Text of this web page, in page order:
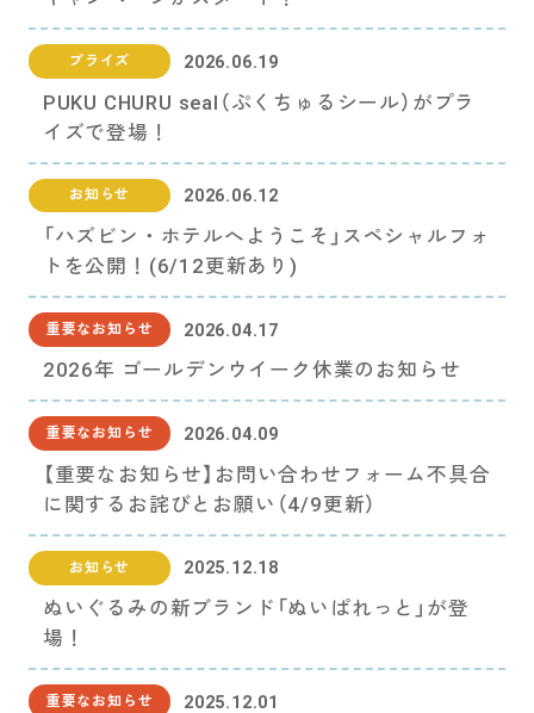
PRIZE 公式 X
PRIZE 公式 Instagram
CAPSULE TOY 公式 X
CAPSULE TOY 公式 Instagram
プライバシーポリシー
2026.06.19
プライズ
PUKU CHURU seal（ぷくちゅるシール）がプラ
イズで登場！
2026.06.12
お知らせ
「ハズビン・ホテルへようこそ」スペシャルフォ
トを公開！(6/12更新あり)
2026.04.17
重要なお知らせ
2026年 ゴールデンウイーク休業のお知らせ
2026.04.09
重要なお知らせ
【重要なお知らせ】お問い合わせフォーム不具合
に関するお詫びとお願い（4/9更新）
2025.12.18
お知らせ
ぬいぐるみの新ブランド「ぬいぱれっと」が登
場！
2025.12.01
重要なお知らせ